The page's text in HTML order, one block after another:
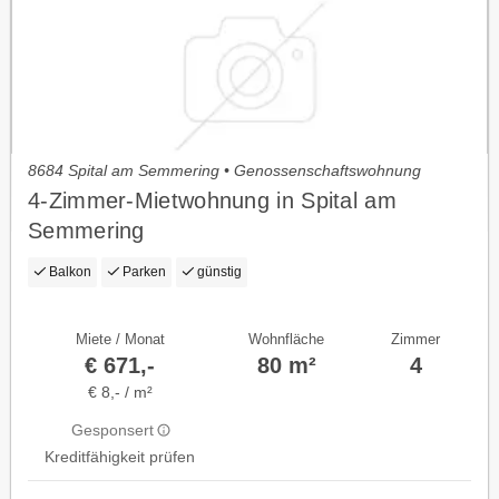
8684 Spital am Semmering • Genossenschaftswohnung
4-Zimmer-Mietwohnung in Spital am
Semmering
Balkon Parken günstig
Miete / Monat
€ 671,-
€ 8,- / m²
Gesponsert
Kreditfähigkeit prüfen
Wohnfläche
80 m²
Zimmer
4